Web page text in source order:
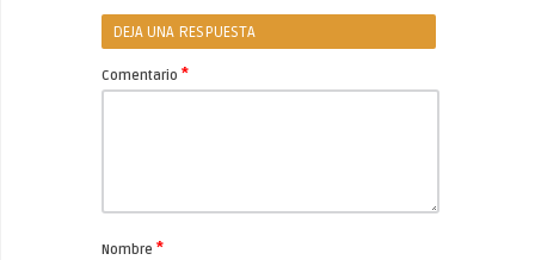
DEJA UNA RESPUESTA
Comentario *
Nombre *